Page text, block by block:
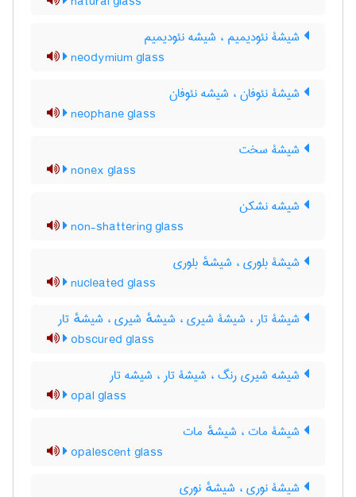
شیشۀ نئودیمیم ، شیشه نئودیمیم
neodymium glass
شیشۀ نئوفان ، شیشه نئوفان
neophane glass
شیشۀ سخت
nonex glass
شیشه نشکن
non-shattering glass
شیشۀ بلوری ، شیشهٔ بلوری
nucleated glass
شیشۀ تار ، شیشۀ شیری ، شیشهٔ شیری ، شیشهٔ تار
obscured glass
شیشه شیری رنگ ، شیشۀ تار ، شیشه تار
opal glass
شیشۀ مات ، شیشهٔ مات
opalescent glass
شیشۀ نوری ، شیشهٔ نوری